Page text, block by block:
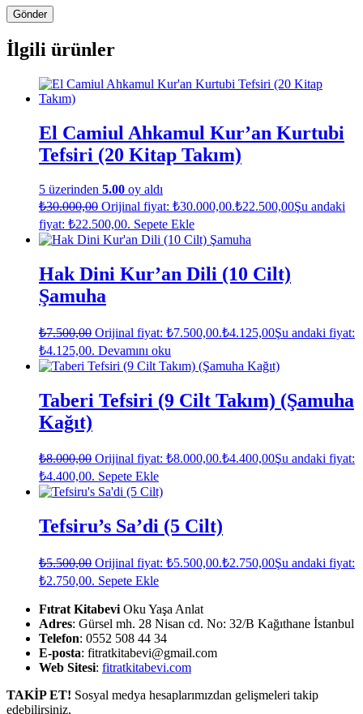
İlgili ürünler
El Camiul Ahkamul Kur’an Kurtubi
Tefsiri (20 Kitap Takım)
5 üzerinden 5.00 oy aldı
₺30.000,00 Orijinal fiyat: ₺30.000,00.₺22.500,00Şu andaki
fiyat: ₺22.500,00. Sepete Ekle
Hak Dini Kur’an Dili (10 Cilt)
Şamuha
₺7.500,00 Orijinal fiyat: ₺7.500,00.₺4.125,00Şu andaki fiyat:
₺4.125,00. Devamını oku
Taberi Tefsiri (9 Cilt Takım) (Şamuha
Kağıt)
₺8.000,00 Orijinal fiyat: ₺8.000,00.₺4.400,00Şu andaki fiyat:
₺4.400,00. Sepete Ekle
Tefsiru’s Sa’di (5 Cilt)
₺5.500,00 Orijinal fiyat: ₺5.500,00.₺2.750,00Şu andaki fiyat:
₺2.750,00. Sepete Ekle
Fıtrat Kitabevi Oku Yaşa Anlat
Adres: Gürsel mh. 28 Nisan cd. No: 32/B Kağıthane İstanbul
Telefon: 0552 508 44 34
E-posta: fitratkitabevi@gmail.com
Web Sitesi: fitratkitabevi.com
TAKİP ET! Sosyal medya hesaplarımızdan gelişmeleri takip
edebilirsiniz.